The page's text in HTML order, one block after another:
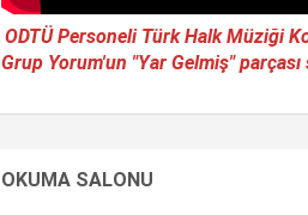
ODTÜ Personeli Türk Halk Müziği
Grup Yorum'un "Yar Gelmiş"
OKUMA SALONU